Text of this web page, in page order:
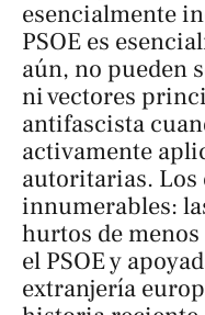
esencialmente
PSOE es
aún, no pueden
ni vectores
antifascista
activamente
autoritarias. Los
innumerables:
hurtos de
el PSOE y
extranjería